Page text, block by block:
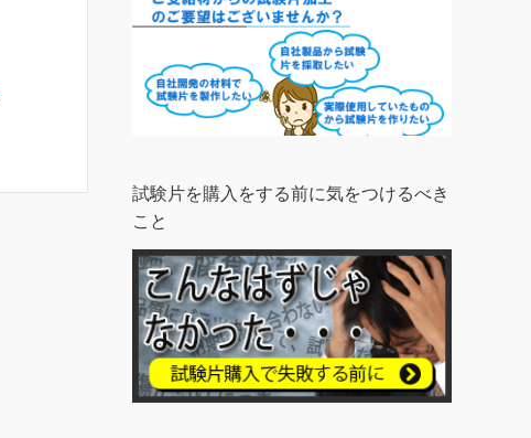
試験片を購入をする前に気をつけるべき
こと